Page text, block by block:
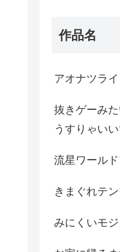
作品名
アオナツラ
抜きゲーみ
うすりゃい
流星ワール
きまぐれテ
みにくいモ